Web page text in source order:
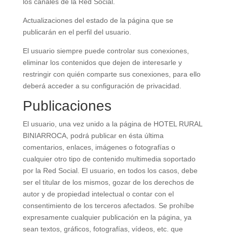
Actualizaciones del estado de la página que se
publicarán en el perfil del usuario.
El usuario siempre puede controlar sus conexiones,
eliminar los contenidos que dejen de interesarle y
restringir con quién comparte sus conexiones, para ello
deberá acceder a su configuración de privacidad.
Publicaciones
El usuario, una vez unido a la página de HOTEL RURAL
BINIARROCA, podrá publicar en ésta última
comentarios, enlaces, imágenes o fotografías o
cualquier otro tipo de contenido multimedia soportado
por la Red Social. El usuario, en todos los casos, debe
ser el titular de los mismos, gozar de los derechos de
autor y de propiedad intelectual o contar con el
consentimiento de los terceros afectados. Se prohíbe
expresamente cualquier publicación en la página, ya
sean textos, gráficos, fotografías, vídeos, etc. que